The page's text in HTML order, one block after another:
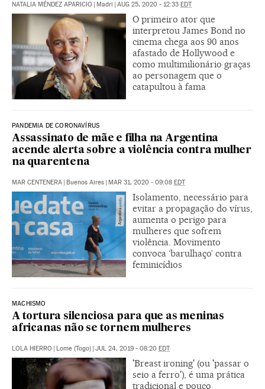
NATALIA MÉNDEZ APARICIO Madri AUG 25, 2020 - 12:33 EDT
O primeiro ator que
interpretou James Bond no
cinema chega aos 90 anos
afastado de Hollywood e
como multimilionário graças
ao personagem que o
catapultou à fama
PANDEMIA DE CORONAVÍRUS
Assassinato de mãe e filha na Argentina
acende alerta sobre a violência contra mulher
na quarentena
MAR CENTENERA Buenos Aires MAR 31, 2020 - 09:08 EDT
Isolamento, necessário para
evitar a propagação do vírus,
aumenta o perigo para
mulheres que sofrem
violência. Movimento
convoca ‘barulhaço’ contra
feminicídios
MACHISMO
A tortura silenciosa para que as meninas
africanas não se tornem mulheres
LOLA HIERRO | Lome (Togo) | JUL 24, 2019 - 08:20 EDT
'Breast ironing' (ou 'passar o
seio a ferro'), é uma prática
tradicional e pouco